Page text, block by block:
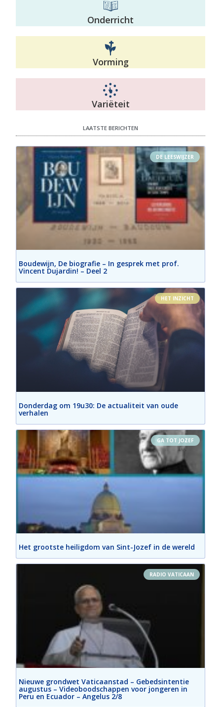
Onderricht
Vorming
Variëteit
LAATSTE BERICHTEN
DE LEESWIJZER
Boudewijn, De biografie – In gesprek met prof.
Vincent Dujardin! – Deel 2
HET INZICHT
Donderdag om 19u30: De actualiteit van oude
verhalen
GA TOT JOZEF
Het grootste heiligdom van Sint-Jozef in de wereld
RADIO VATICAAN
Nieuwe grondwet Vaticaanstad – Gebedsintentie
augustus – Videoboodschappen voor jongeren in
Peru en Ecuador – Angelus 2/8